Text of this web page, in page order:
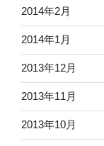
2014年2月
2014年1月
2013年12月
2013年11月
2013年10月